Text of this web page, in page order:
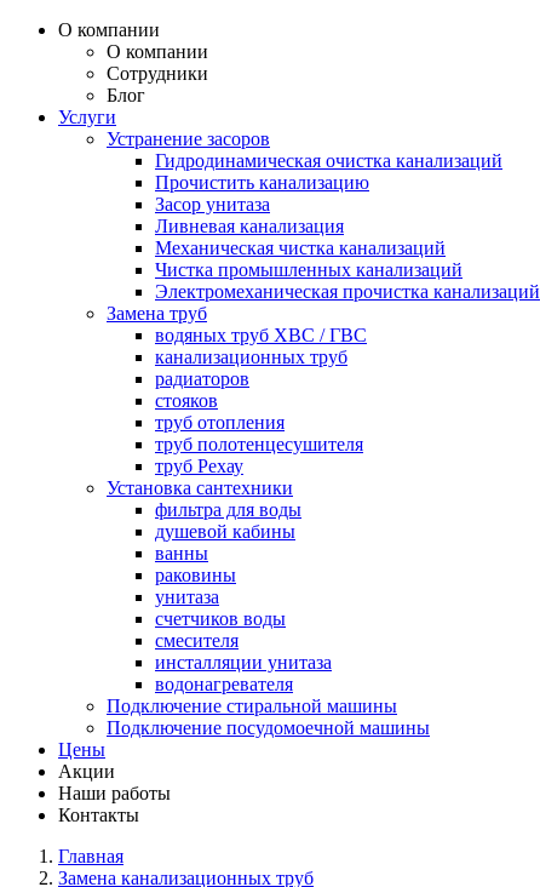
О компании
О компании
Сотрудники
Блог
Услуги
Устранение засоров
Гидродинамическая очистка канализаций
Прочистить канализацию
Засор унитаза
Ливневая канализация
Механическая чистка канализаций
Чистка промышленных канализаций
Электромеханическая прочистка канализаций
Замена труб
водяных труб ХВС / ГВС
канализационных труб
радиаторов
стояков
труб отопления
труб полотенцесушителя
труб Рехау
Установка сантехники
фильтра для воды
душевой кабины
ванны
раковины
унитаза
счетчиков воды
смесителя
инсталляции унитаза
водонагревателя
Подключение стиральной машины
Подключение посудомоечной машины
Цены
Акции
Наши работы
Контакты
Главная
Замена канализационных труб